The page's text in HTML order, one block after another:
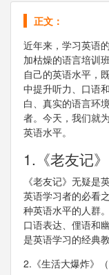
正文：
近年来，学习英语
加枯燥的语言培训
自己的英语水平，
中提升听力、口语
白、真实的语言环
者。今天，我们就
英语水平。
1.《老友记
《老友记》无疑是
英语学习者的必看
种英语水平的人群
口语表达、俚语和
是英语学习的经典
2.《生活大爆炸》